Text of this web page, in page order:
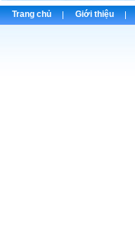
Trang chủ Giới thiệu